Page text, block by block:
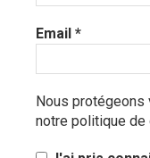
Email *
Nous protégeons
notre politique de